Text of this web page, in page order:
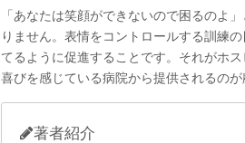
「あなたは笑顔ができないので困るのよ
りません。表情をコントロールする訓練
てるように促進することです。それがホ
喜びを感じている病院から提供されるのが
著者紹介